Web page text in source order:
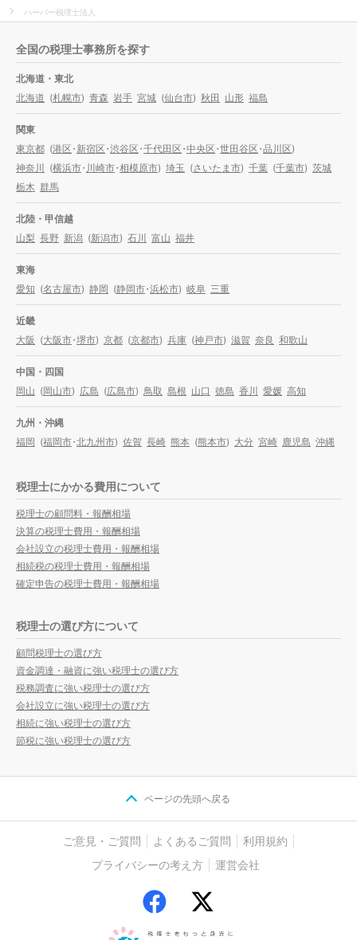
ハーバー税理士法人
全国の税理士事務所を探す
北海道・東北
北海道 (札幌市) 青森 岩手 宮城 (仙台市) 秋田 山形 福島
関東
東京都 (港区・新宿区・渋谷区・千代田区・中央区・世田谷区・品川区)
神奈川 (横浜市・川崎市・相模原市) 埼玉 (さいたま市) 千葉 (千葉市) 茨城
栃木 群馬
北陸・甲信越
山梨 長野 新潟 (新潟市) 石川 富山 福井
東海
愛知 (名古屋市) 静岡 (静岡市・浜松市) 岐阜 三重
近畿
大阪 (大阪市・堺市) 京都 (京都市) 兵庫 (神戸市) 滋賀 奈良 和歌山
中国・四国
岡山 (岡山市) 広島 (広島市) 鳥取 島根 山口 徳島 香川 愛媛 高知
九州・沖縄
福岡 (福岡市・北九州市) 佐賀 長崎 熊本 (熊本市) 大分 宮崎 鹿児島 沖縄
税理士にかかる費用について
税理士の顧問料・報酬相場
決算の税理士費用・報酬相場
会社設立の税理士費用・報酬相場
相続税の税理士費用・報酬相場
確定申告の税理士費用・報酬相場
税理士の選び方について
顧問税理士の選び方
資金調達・融資に強い税理士の選び方
税務調査に強い税理士の選び方
会社設立に強い税理士の選び方
相続に強い税理士の選び方
節税に強い税理士の選び方
ページの先頭へ戻る
ご意見・ご質問 よくあるご質問
利用規約
プライバシーの考え方
運営会社